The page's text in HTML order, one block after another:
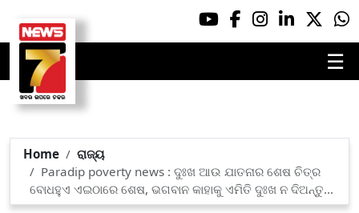
☰
Home
ରାଜ୍ୟ
Paradip poverty news : ଦୁଃଖ ଆଉ ଯାତନାର ଶେଷ ଚିତ୍ର
ବୋଧହୁଏ ଏଇଠାରେ ଶେଷ, ଭଗବାନ କାହାକୁ ଏମିତି ଦୁଃଖ ନ ଦିଅନ୍ତୁ...